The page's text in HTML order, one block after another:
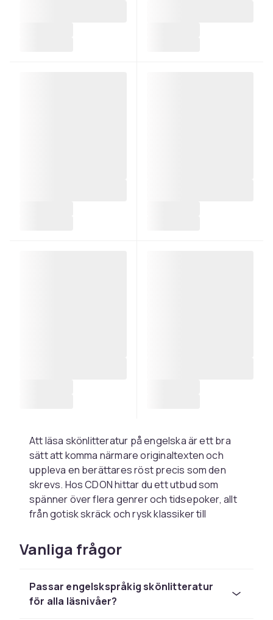
Att läsa skönlitteratur på engelska är ett bra
sätt att komma närmare originaltexten och
uppleva en berättares röst precis som den
skrevs. Hos CDON hittar du ett utbud som
spänner över flera genrer och tidsepoker, allt
från gotisk skräck och rysk klassiker till
Bland klassikerna finns Bram Stokers Dracula,
en av skräckgenrens mest inflytelserika
Punishment som fortfarande läses av
studenter och litteraturintresserade världen
Vanliga frågor
Passar engelskspråkig skönlitteratur
för alla läsnivåer?